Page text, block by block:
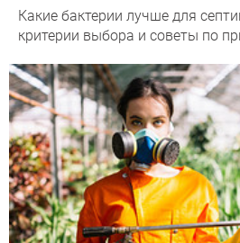
Какие бактерии лучше для
критерии выбора и советы по